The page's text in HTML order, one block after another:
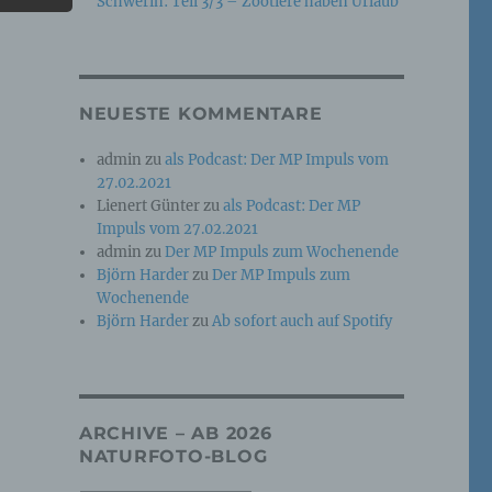
NEUESTE KOMMENTARE
admin zuals Podcast: Der MP Impuls vom
27.02.2021
Lienert Günterzuals Podcast: Der MP
Impuls vom 27.02.2021
admin zuDer MP Impuls zum Wochenende
Björn HarderzuDer MP Impuls zum
Wochenende
Björn HarderzuAb sofort auch auf Spotify
ARCHIVE – AB 2026
NATURFOTO-BLOG